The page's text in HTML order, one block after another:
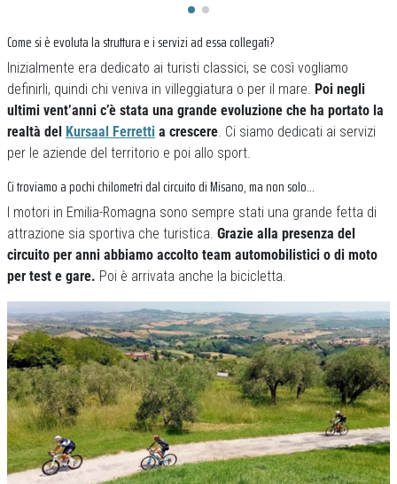
Come si è evoluta la struttura e i servizi ad essa collegati?
Inizialmente era dedicato ai turisti classici, se così vogliamo
definirli, quindi chi veniva in villeggiatura o per il mare. Poi negli
ultimi vent’anni c’è stata una grande evoluzione che ha portato la
realtà del Kursaal Ferretti a crescere. Ci siamo dedicati ai servizi
per le aziende del territorio e poi allo sport.
Ci troviamo a pochi chilometri dal circuito di Misano, ma non solo…
I motori in Emilia-Romagna sono sempre stati una grande fetta di
attrazione sia sportiva che turistica. Grazie alla presenza del
circuito per anni abbiamo accolto team automobilistici o di moto
per test e gare. Poi è arrivata anche la bicicletta.